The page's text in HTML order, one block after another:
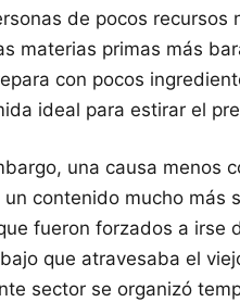
de pocos
materias primas más
con pocos
ideal para estirar el
una causa menos
contenido mucho más
fueron forzados a irse
que atravesaba el
sector se organizó